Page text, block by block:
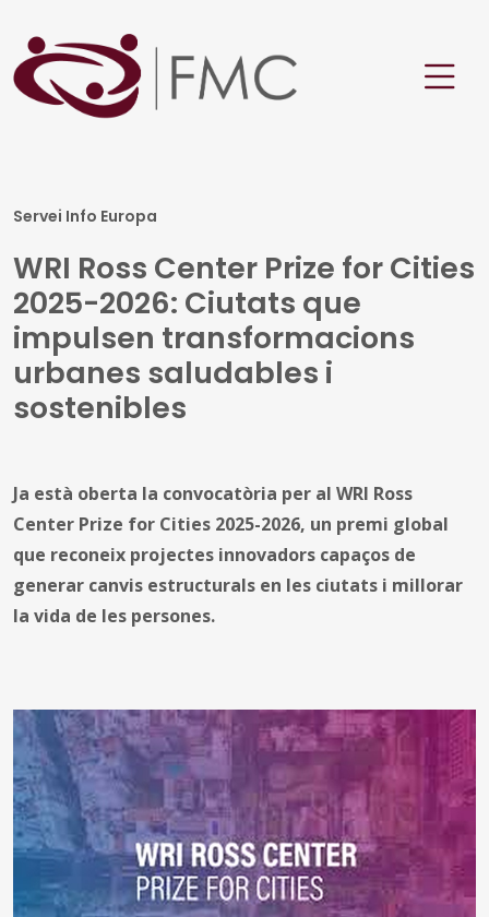
Servei Info Europa
WRI Ross Center Prize for Cities
2025-2026: Ciutats que
impulsen transformacions
urbanes saludables i
sostenibles
Ja està oberta la convocatòria per al WRI Ross
Center Prize for Cities 2025-2026, un premi global
que reconeix projectes innovadors capaços de
generar canvis estructurals en les ciutats i millorar
la vida de les persones.